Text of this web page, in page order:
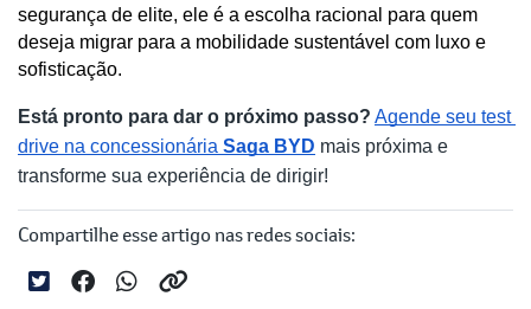
segurança de elite, ele é a escolha racional para quem
deseja migrar para a mobilidade sustentável com luxo e
sofisticação.
Está pronto para dar o próximo passo? Agende seu test
drive na concessionária Saga BYD mais próxima e
transforme sua experiência de dirigir!
Compartilhe esse artigo nas redes sociais: